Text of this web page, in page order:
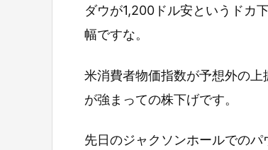
ダウが1,200ドル安というドカ
幅ですな。
米消費者物価指数が予想外の
が強まっての株下げです。
先日のジャクソンホールでの